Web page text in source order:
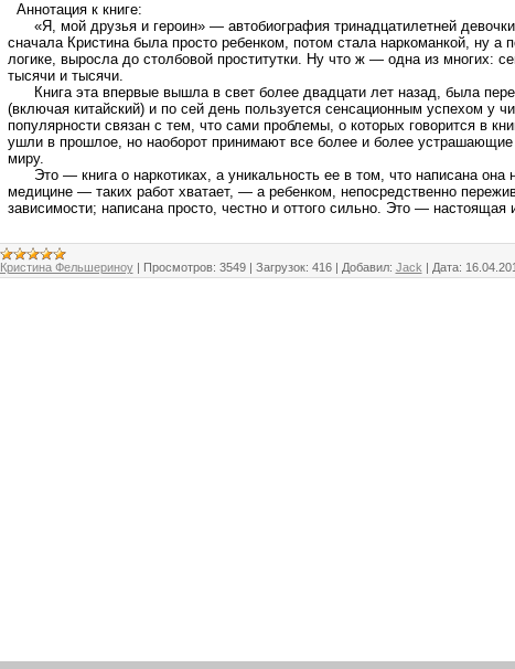
Аннотация к книге:
«Я, мой друзья и героин» — автобиография тринадцатилетней
сначала Кристина была просто ребенком, потом стала наркоманкой, ну а
логике, выросла до столбовой проститутки. Ну что ж — одна из многих:
тысячи и тысячи.
Книга эта впервые вышла в свет более двадцати лет назад, была
(включая китайский) и по сей день пользуется сенсационным успехом у
популярности связан с тем, что сами проблемы, о которых говорится в
ушли в прошлое, но наоборот принимают все более и более
миру.
Это — книга о наркотиках, а уникальность ее в том, что написана она
медицине — таких работ хватает, — а ребенком, непосредственно
зависимости; написана просто, честно и оттого сильно. Это — настоящая
Кристина Фельшериноу| Просмотров: 3549| Загрузок: 416| Добавил: Jack | Дата: